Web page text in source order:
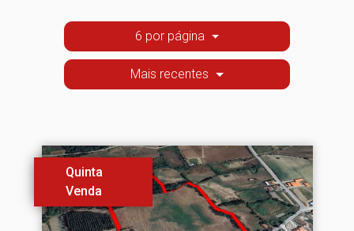
6 por página
Mais recentes
Quinta
Venda